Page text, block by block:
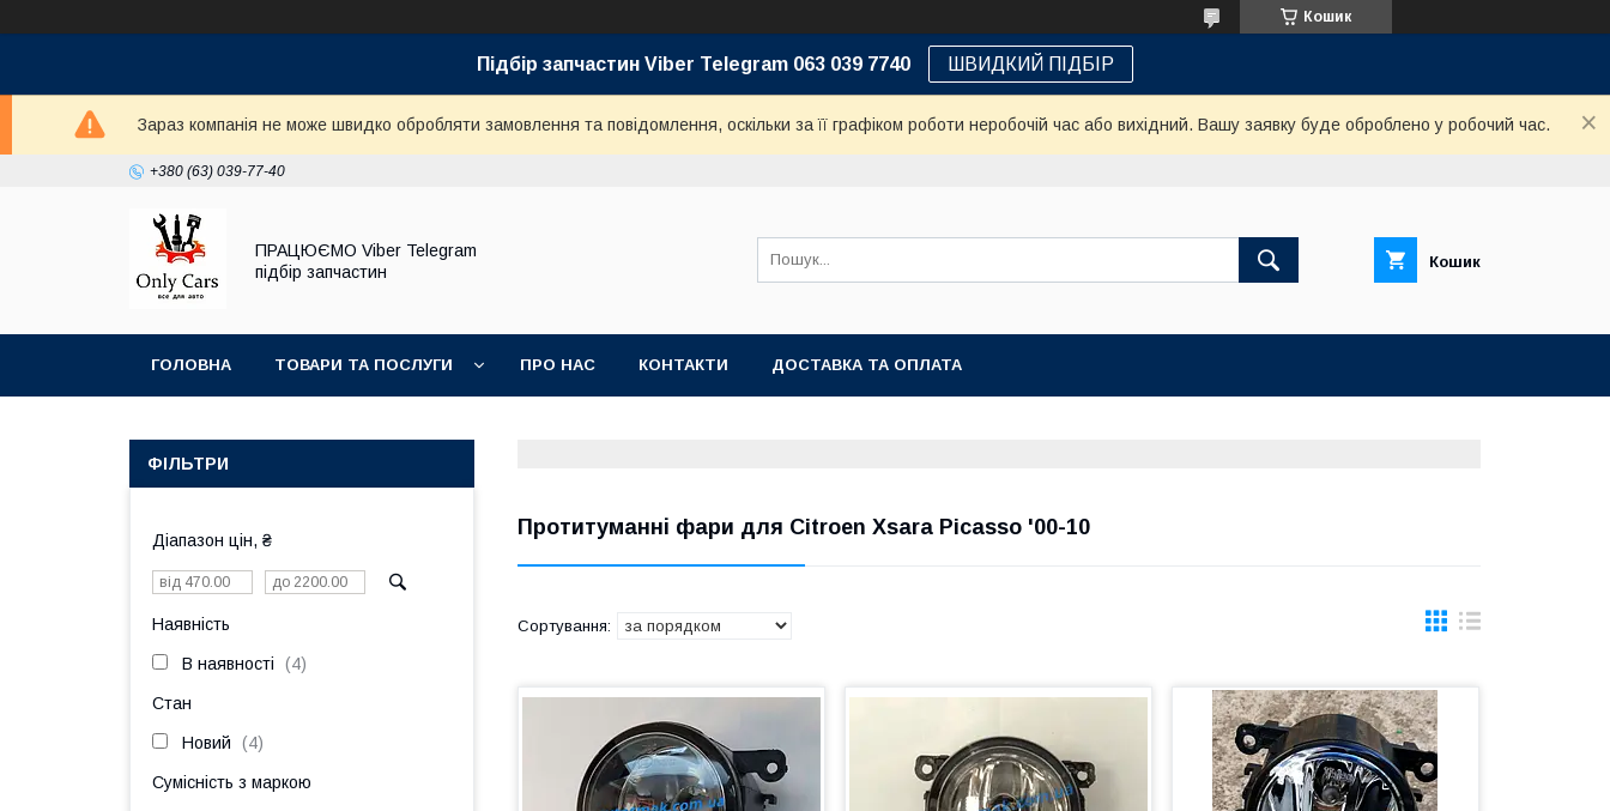
Кошик
Підбір запчастин Viber Telegram 063 039 7740 ШВИДКИЙ ПІДБІР
Зараз компанія не може швидко обробляти замовлення та повідомлення, оскільки за її графіком роботи неробочій час або вихідний. Вашу заявку буде оброблено у робочий час.
+380 (63) 039-77-40
ПРАЦЮЄМО Viber Telegram
підбір запчастин
Кошик
ГОЛОВНА ТОВАРИ ТА ПОСЛУГИ ПРО НАС КОНТАКТИ ДОСТАВКА ТА ОПЛАТА
Протитуманні фари для Citroen Xsara Picasso '00-10
ФІЛЬТРИ
Діапазон цін, ₴
Наявність
В наявності 4
Стан
Новий 4
Сумісність з маркою